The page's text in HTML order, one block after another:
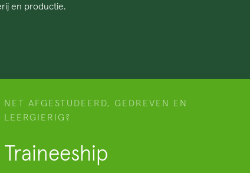
en productie.
NET AFGESTUDEERD, GEDREVEN EN
LEERGIERIG?
Traineeship